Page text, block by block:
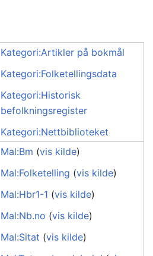
Kategori:Artikler på bokmål
Kategori:Folketellingsdata
Kategori:Historisk
befolkningsregister
Kategori:Nettbiblioteket
Mal:Bm (vis kilde)
Mal:Folketelling (vis kilde)
Mal:Hbr1-1 (vis kilde)
Mal:Nb.no (vis kilde)
Mal:Sitat (vis kilde)